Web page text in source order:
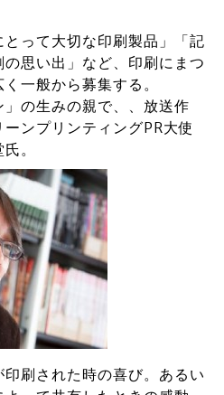
って大切な印刷製品」「記
思い出」など、印刷にまつ
一般から募集する。
の生みの親で、、放送作
ンプリンティングPR大使
。
刷された時の喜び。あるい